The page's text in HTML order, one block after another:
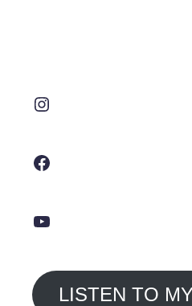
LISTEN TO